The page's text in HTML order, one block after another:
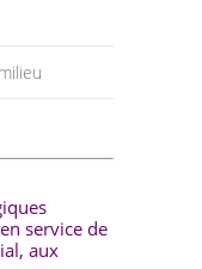
service de
aux